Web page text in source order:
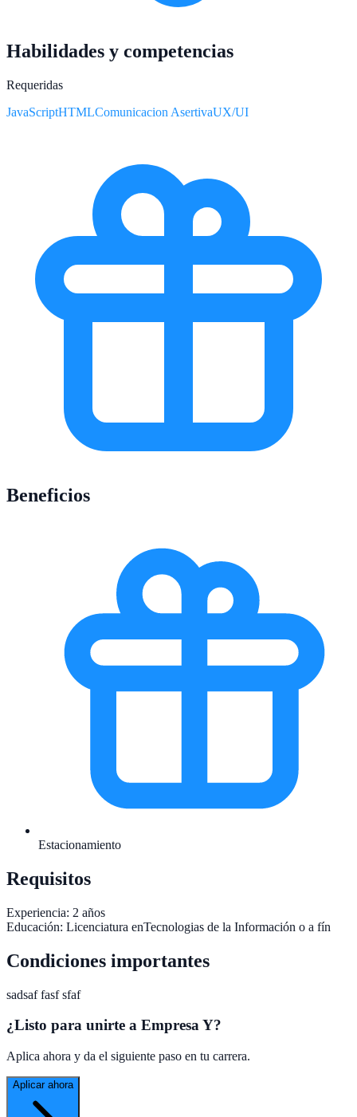
Habilidades y competencias
Requeridas
JavaScriptHTMLComunicacion AsertivaUX/UI
Beneficios
Estacionamiento
Requisitos
Experiencia: 2 años
Educación: Licenciatura enTecnologias de la Información o a fín
Condiciones importantes
sadsaf fasf sfaf
¿Listo para unirte a Empresa Y?
Aplica ahora y da el siguiente paso en tu carrera.
Aplicar ahora